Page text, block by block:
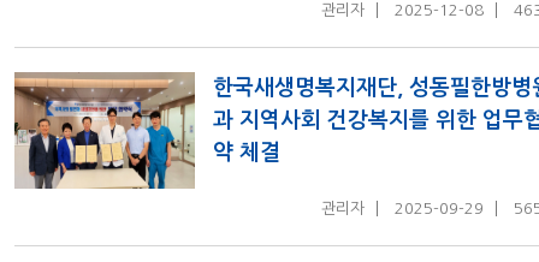
관리자 2025-12-08
한국새생명복지재단, 성동필한방병
과 지역사회 건강복지를 위한 업무
약 체결
관리자 2025-09-29